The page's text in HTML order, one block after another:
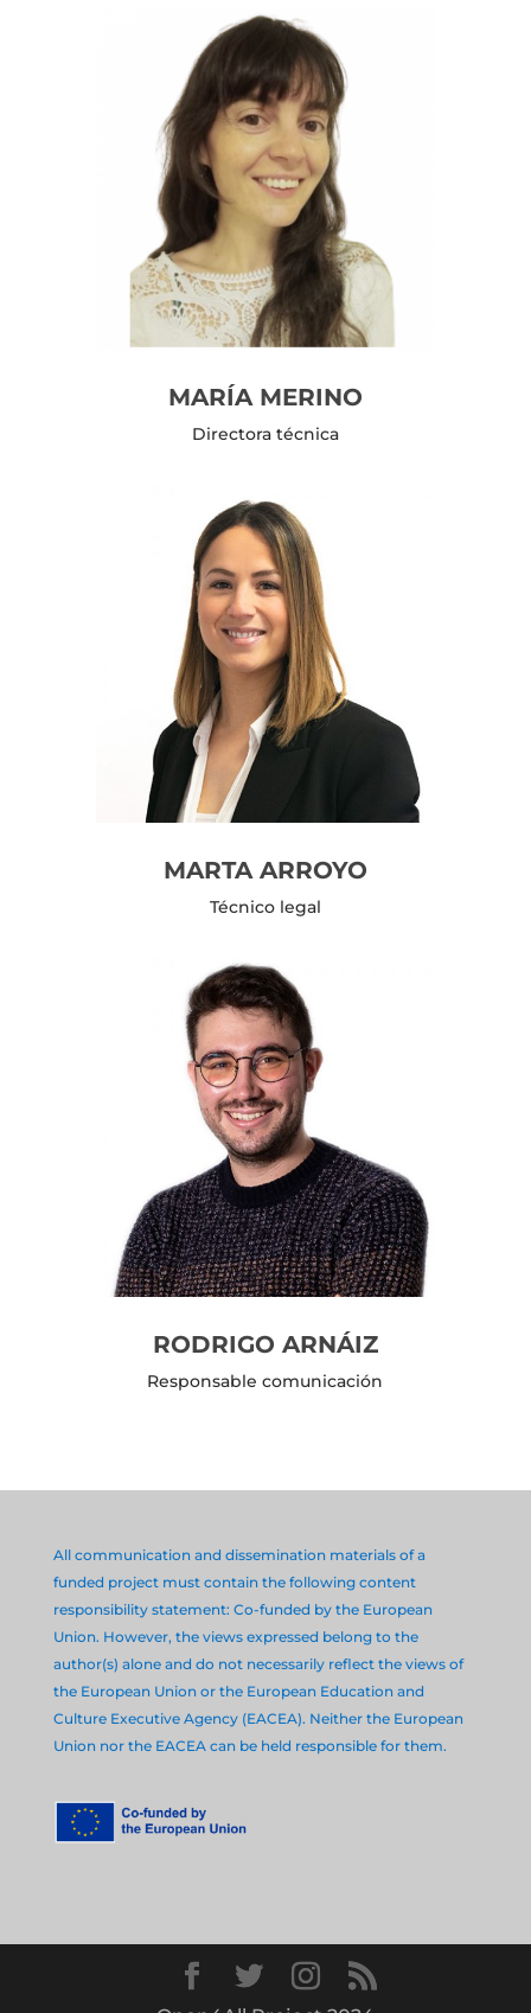
MARÍA MERINO
Directora técnica
MARTA ARROYO
Técnico legal
RODRIGO ARNÁIZ
Responsable comunicación
All communication and dissemination materials of a
funded project must contain the following content
responsibility statement: Co-funded by the European
Union. However, the views expressed belong to the
author(s) alone and do not necessarily reflect the views of
the European Union or the European Education and
Culture Executive Agency (EACEA). Neither the European
Union nor the EACEA can be held responsible for them.